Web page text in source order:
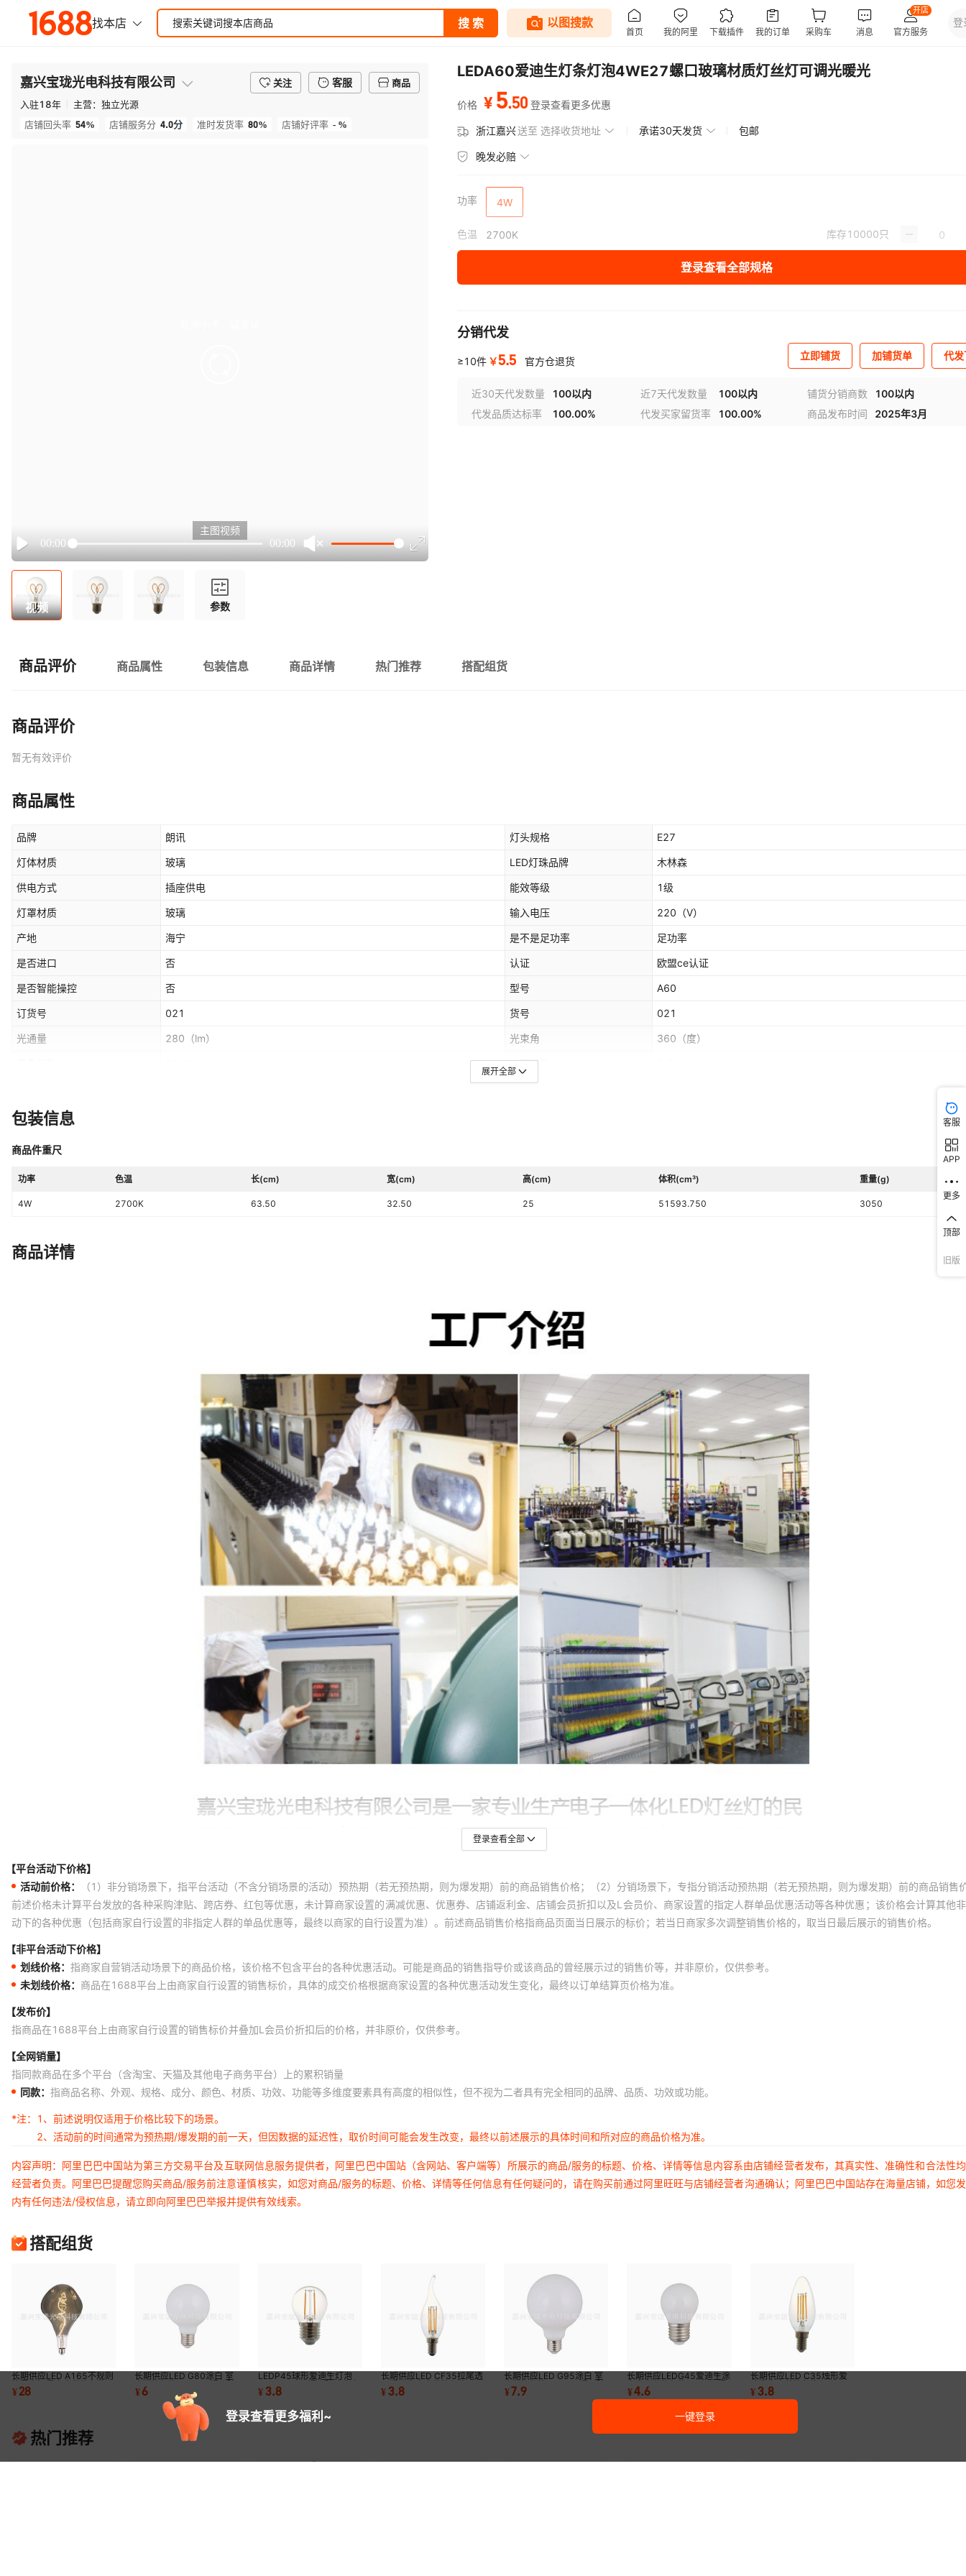
嘉兴宝珑光电科技有限公司 关注 客服
商品
入驻18年 主营： 独立光源
店铺回头率 54% 店铺服务分 4.0分 准时发货率 80% 店铺好评率 - %
Play
00:00 00:00
主图视频
视频 参数
LEDA60爱迪生灯条灯泡4WE27螺口玻璃材质灯丝灯可调光暖光
价格 ¥ 5.50 登录查看更多优惠
浙江嘉兴送至 选择收货地址 承诺30天发货 包邮
晚发必赔
功率 4W
色温 2700K 库存10000只
登录查看全部规格
分销代发
≥10件 ￥5.5 官方仓退货 立即铺货 加铺货单 代
近30天代发数量 100以内 近7天代发数量 100以内 铺货分销商数
100以内
代发品质达标率
100.00% 代发买家留货率 100.00% 商品发布时间 2025年3月
商品评价 商品属性 包装信息 商品详情 热门推荐 搭配组货
商品评价
暂无有效评价
商品属性
品牌 朗讯 灯头规格 E27
灯体材质 玻璃 LED灯珠品牌 木林森
供电方式 插座供电 能效等级 1级
灯罩材质 玻璃 输入电压 220 （V）
产地 海宁 是不是足功率 足功率
是否进口 否 认证 欧盟ce认证
是否智能操控 否 型号 A60
订货号 021 货号 021
光通量 280 （lm） 光束角 360 （度）
功率因数
重量
展开全部
包装信息
商品件重尺
功率 色温 长(cm) 宽(cm) 高(cm) 体积(cm³) 重量(g)
4W 2700K 63.50 32.50 25 51593.750 3050
商品详情
登录查看全部
【平台活动下价格】
活动前价格：
（1）非分销场景下，指平台活动（不含分销场景的活动）预热期（若无预热期，则为爆发期）前的商品销售价格；（2）分销场景下，专指分销活动预热期（若无预热期，则为爆发期）前的商品销售
前述价格未计算平台发放的各种采购津贴、跨店券、红包等优惠，未计算商家设置的满减优惠、优惠券、店铺返利金、店铺会员折扣以及L会员价、商家设置的指定人群单品优惠活动等各种优惠；该价格会计算其他
动下的各种优惠（包括商家自行设置的非指定人群的单品优惠等，最终以商家的自行设置为准）。前述商品销售价格指商品页面当日展示的标价；若当日商家多次调整销售价格的，取当日最后展示的销售价格。
【非平台活动下价格】
划线价格： 指商家自营销活动场景下的商品价格，该价格不包含平台的各种优惠活动。可能是商品的销售指导价或该商品的曾经展示过的销售价等，并非原价，仅供参考。
未划线价格： 商品在1688平台上由商家自行设置的销售标价，具体的成交价格根据商家设置的各种优惠活动发生变化，最终以订单结算页价格为准。
【发布价】
指商品在1688平台上由商家自行设置的销售标价并叠加L会员价折扣后的价格，并非原价，仅供参考。
【全网销量】
指同款商品在多个平台（含淘宝、天猫及其他电子商务平台）上的累积销量
同款： 指商品名称、外观、规格、成分、颜色、材质、功效、功能等多维度要素具有高度的相似性，但不视为二者具有完全相同的品牌、品质、功效或功能。
*注：
1、前述说明仅适用于价格比较下的场景。
2、活动前的时间通常为预热期/爆发期的前一天，但因数据的延迟性，取价时间可能会发生改变，最终以前述展示的具体时间和所对应的商品价格为准。
内容声明：阿里巴巴中国站为第三方交易平台及互联网信息服务提供者，阿里巴巴中国站（含网站、客户端等）所展示的商品/服务的标题、价格、详情等信息内容系由店铺经营者发布，其真实性、准确性和合法性
经营者负责。阿里巴巴提醒您购买商品/服务前注意谨慎核实，如您对商品/服务的标题、价格、详情等任何信息有任何疑问的，请在购买前通过阿里旺旺与店铺经营者沟通确认；阿里巴巴中国站存在海量店铺，如您
内有任何违法/侵权信息，请立即向阿里巴巴举报并提供有效线索。
搭配组货
长期供应LED A165不规则
外星人烟熏室内装饰灯泡
4W E27螺口玻璃
¥28
长期供应LED G80涂白 室
内装饰灯泡4W E27螺口玻
璃节能球泡
¥6
LEDP45球形爱迪生灯泡
4WE14/E27螺口玻璃省电
复古设计爱迪生灯泡
¥ 3.8
长期供应LED CF35拉尾透
明爱迪生室内装饰灯泡4W
E14螺口玻璃
¥ 3.8
长期供应LED G95涂白 室
内装饰灯泡8W E27螺口玻
璃节能球泡
¥7.9
长期供应LEDG45爱迪生涂
白室内装饰灯泡4WE27螺
口玻璃球泡节能
¥4.6
长期供应LED C35烛形爱
迪生室内装饰灯泡4W E14
螺口玻璃灯泡蜡烛
¥ 3.8
热门推荐
登录查看更多福利~ 一键登录
客服
APP
更多
顶部
旧版